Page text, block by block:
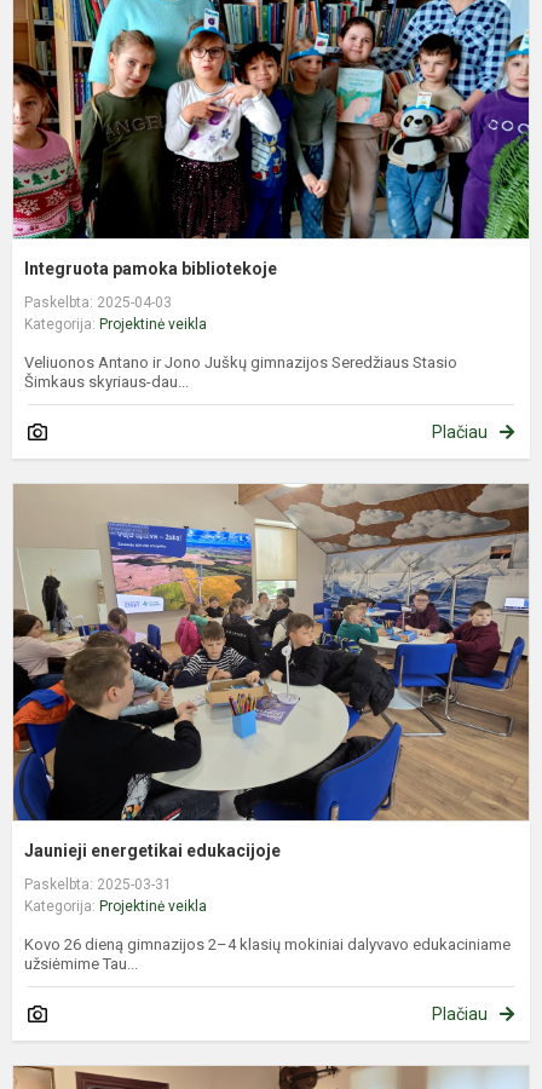
Integruota pamoka bibliotekoje
Paskelbta: 2025-04-03
Kategorija: Projektinė veikla
Veliuonos Antano ir Jono Juškų gimnazijos Seredžiaus Stasio
Šimkaus skyriaus-dau...
Plačiau
Jaunieji energetikai edukacijoje
Paskelbta: 2025-03-31
Kategorija: Projektinė veikla
Kovo 26 dieną gimnazijos 2–4 klasių mokiniai dalyvavo edukaciniame
užsiėmime Tau...
Plačiau